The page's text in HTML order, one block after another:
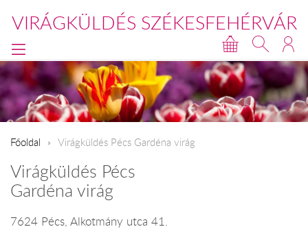
VIRÁGKÜLDÉS SZÉKESFEHÉRVÁR
Főoldal Virágküldés Pécs Gardéna virág
Virágküldés Pécs
Gardéna virág
7624 Pécs, Alkotmány utca 41.